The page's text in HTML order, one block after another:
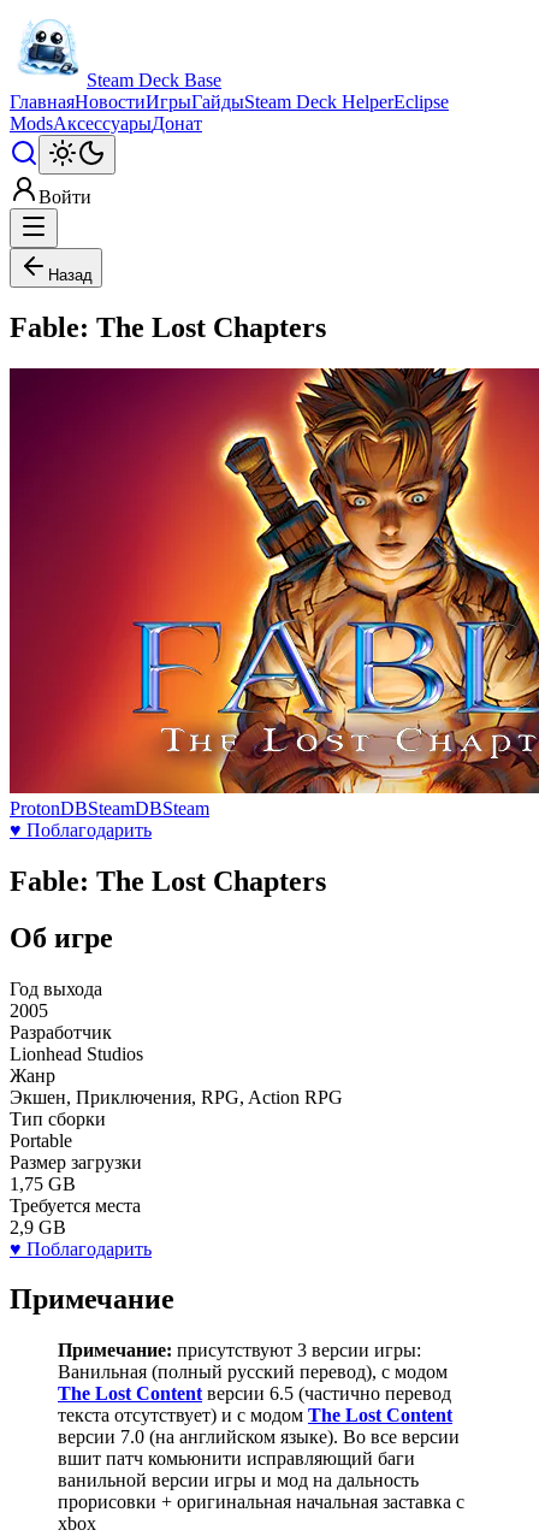
Steam Deck Base
ГлавнаяНовостиИгрыГайдыSteam Deck HelperEclipse
ModsАксессуарыДонат
Войти
Назад
Fable: The Lost Chapters
ProtonDBSteamDBSteam
♥ Поблагодарить
Fable: The Lost Chapters
Об игре
Год выхода
2005
Разработчик
Lionhead Studios
Жанр
Экшен, Приключения, RPG, Action RPG
Тип сборки
Portable
Размер загрузки
1,75 GB
Требуется места
2,9 GB
♥ Поблагодарить
Примечание
Примечание: присутствуют 3 версии игры:
Ванильная (полный русский перевод), с модом
The Lost Content версии 6.5 (частично перевод
текста отсутствует) и с модом The Lost Content
версии 7.0 (на английском языке). Во все версии
вшит патч комьюнити исправляющий баги
ванильной версии игры и мод на дальность
прорисовки + оригинальная начальная заставка с
xbox